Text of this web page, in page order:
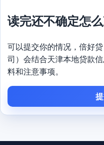
读完还不确定怎
可以提交你的情况，倍好
司）会结合天津本地贷款
料和注意事项。